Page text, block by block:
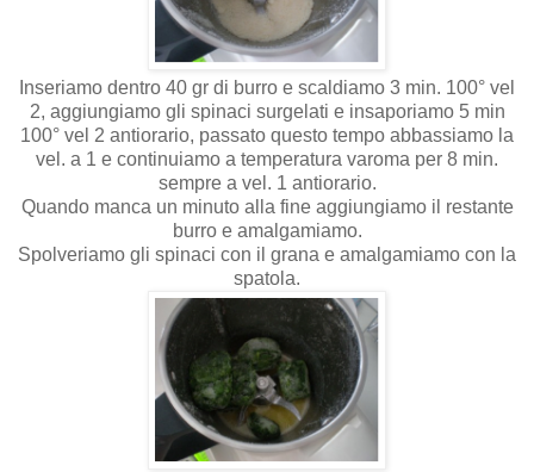
Inseriamo dentro 40 gr di burro e scaldiamo 3 min. 100° vel
2, aggiungiamo gli spinaci surgelati e insaporiamo 5 min
100° vel 2 antiorario, passato questo tempo abbassiamo la
vel. a 1 e continuiamo a temperatura varoma per 8 min.
sempre a vel. 1 antiorario.
Quando manca un minuto alla fine aggiungiamo il restante
burro e amalgamiamo.
Spolveriamo gli spinaci con il grana e amalgamiamo con la
spatola.